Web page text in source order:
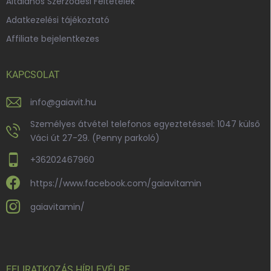
Adatkezelési tájékoztató
Affiliate bejelentkezes
KAPCSOLAT
info@gaiavit.hu
Személyes átvétel telefonos egyeztetéssel: 1047 külső
Váci út 27-29. (Penny parkoló)
+36202467960
https://www.facebook.com/gaiavitamin
gaiavitamin/